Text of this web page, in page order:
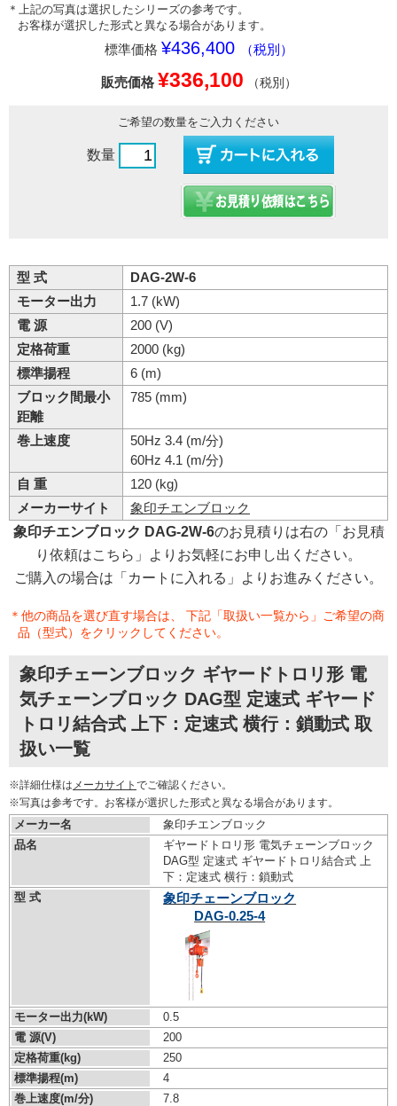
＊上記の写真は選択したシリーズの参考です。
お客様が選択した形式と異なる場合があります。
標準価格 ¥436,400 （税別）
販売価格 ¥336,100 （税別）
ご希望の数量をご入力ください
数量
型 式
DAG-2W-6
モーター出力
1.7 (kW)
電 源
200 (V)
定格荷重
2000 (kg)
標準揚程
6 (m)
ブロック間最小
距離
785 (mm)
巻上速度
50Hz 3.4 (m/分)
60Hz 4.1 (m/分)
自 重
120 (kg)
メーカーサイト
象印チエンブロック
象印チエンブロック DAG-2W-6のお見積りは右の「お見積
り依頼はこちら」よりお気軽にお申し出ください。
ご購入の場合は「カートに入れる」よりお進みください。
＊他の商品を選び直す場合は、 下記「取扱い一覧から」ご希望の商
品（型式）をクリックしてください。
象印チェーンブロック ギヤードトロリ形 電
気チェーンブロック DAG型 定速式 ギヤード
トロリ結合式 上下：定速式 横行：鎖動式 取
扱い一覧
※詳細仕様は メーカサイト でご確認ください。
※写真は参考です。お客様が選択した形式と異なる場合があります。
メーカー名
象印チエンブロック
品名
ギヤードトロリ形 電気チェーンブロック
DAG型 定速式 ギヤードトロリ結合式 上
下：定速式 横行：鎖動式
型 式
象印チェーンブロック
DAG-0.25-4
モーター出力(kW)
0.5
電 源(V)
200
定格荷重(kg)
250
標準揚程(m)
4
巻上速度(m/分)
7.8